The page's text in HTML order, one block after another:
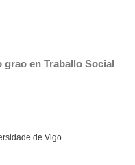
en Traballo Social
de Vigo